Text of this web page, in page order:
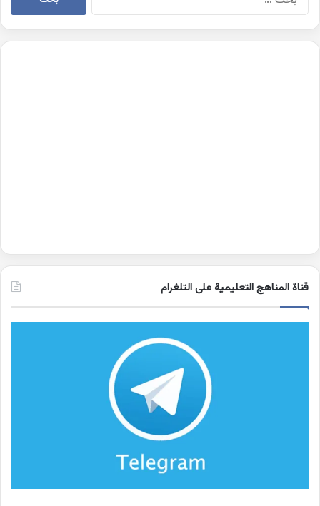
قناة المناهج التعليمية على التلغرام